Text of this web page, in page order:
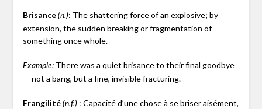
Brisance (n.): The shattering force of an explosive; by
extension, the sudden breaking or fragmentation of
something once whole.
Example:There was a quiet brisance to their final goodbye
— not a bang, but a fine, invisible fracturing.
Frangilité (n.f.) : Capacité d’une chose à se briser aisément,